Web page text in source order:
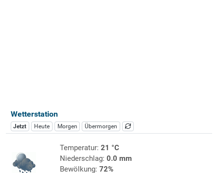
Wetterstation
Jetzt Heute Morgen Übermorgen
Temperatur: 21 °C
Niederschlag: 0.0 mm
Bewölkung: 72%